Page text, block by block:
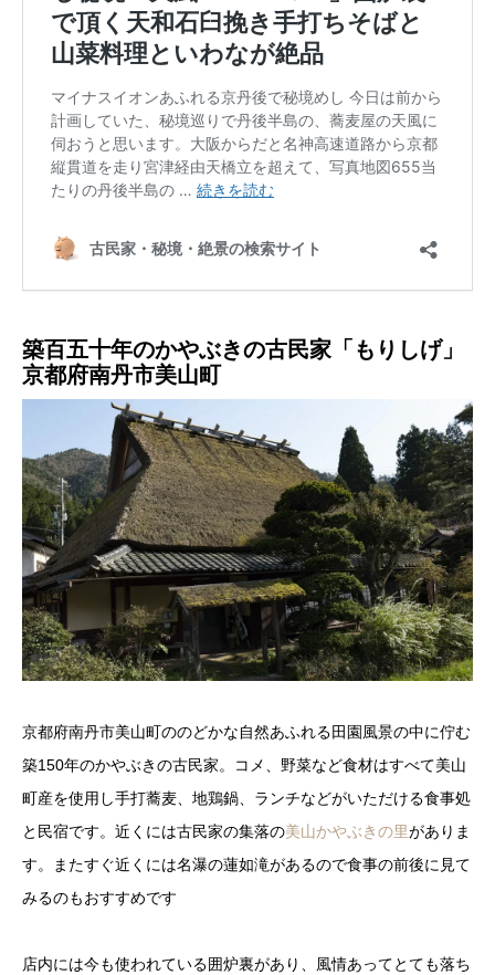
築百五十年のかやぶきの古民家「もりしげ」
京都府南丹市美山町
京都府南丹市美山町ののどかな自然あふれる田園風景の中に佇む
築150年のかやぶきの古民家。コメ、野菜など食材はすべて美山
町産を使用し手打蕎麦、地鶏鍋、ランチなどがいただける食事処
と民宿です。近くには古民家の集落の美山かやぶきの里がありま
す。またすぐ近くには名瀑の蓮如滝があるので食事の前後に見て
みるのもおすすめです
店内には今も使われている囲炉裏があり、風情あってとても落ち